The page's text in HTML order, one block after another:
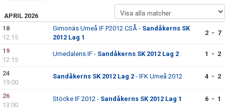
BILDGALLERI
DOKUMENT
KONTAKT
ANMÄLAN/REGISTRERING TILL SSK POJKAR 2012
APRIL 2026
18
12:15
Gimonäs Umeå IF P2012 CSÅ - Sandåkerns SK
2012 Lag 1
2 - 7
19
12:15
Umedalens IF - Sandåkerns SK 2012 Lag 2 1 - 2
24
19:00
Sandåkerns SK 2012 Lag 2 - IFK Umeå 2012 4 - 2
26
13:00
Stöcke IF 2012 - Sandåkerns SK 2012 Lag 1 6 - 1